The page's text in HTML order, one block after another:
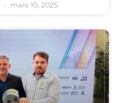
maio 10, 2025